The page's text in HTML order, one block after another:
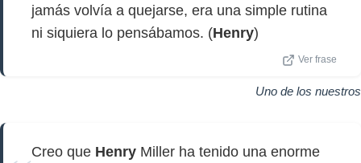
jamás volvía a quejarse, era una simple rutina
ni siquiera lo pensábamos. (Henry)
Ver frase
Uno de los nuestros
Creo que Henry Miller ha tenido una enorme